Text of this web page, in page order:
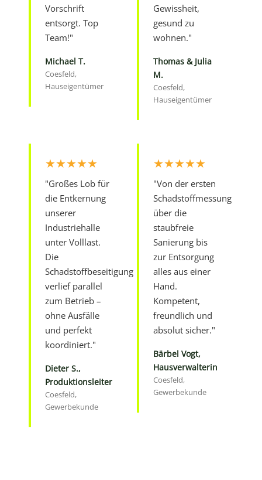
Vorschrift
entsorgt. Top
Team!"
Michael T.
Coesfeld,
Hauseigentümer
Gewissheit,
gesund zu
wohnen."
Thomas & Julia
M.
Coesfeld,
Hauseigentümer
★★★★★
"Großes Lob für
die Entkernung
unserer
Industriehalle
unter Volllast.
Die
Schadstoffbeseitigung
verlief parallel
zum Betrieb –
ohne Ausfälle
und perfekt
koordiniert."
Dieter S.,
Produktionsleiter
Coesfeld,
Gewerbekunde
★★★★★
"Von der ersten
Schadstoffmessung
über die
staubfreie
Sanierung bis
zur Entsorgung
alles aus einer
Hand.
Kompetent,
freundlich und
absolut sicher."
Bärbel Vogt,
Hausverwalterin
Coesfeld,
Gewerbekunde